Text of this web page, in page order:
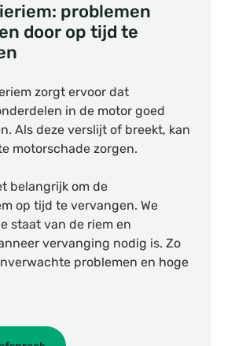
problemen
door op tijd te
zorgt ervoor dat
in de motor goed
Als deze verslijt of breekt, kan
motorschade zorgen.
belangrijk om de
op tijd te vervangen. We
staat van de riem en
vervanging nodig is. Zo
problemen en hoge